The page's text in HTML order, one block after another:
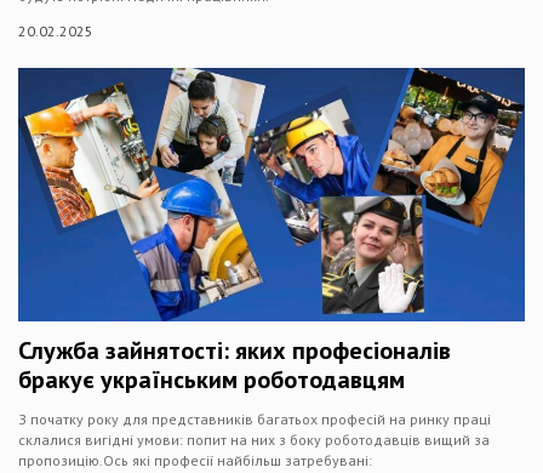
20.02.2025
Служба зайнятості: яких професіоналів
бракує українським роботодавцям
З початку року для представників багатьох професій на ринку праці
склалися вигідні умови: попит на них з боку роботодавців вищий за
пропозицію.Ось які професії найбільш затребувані: